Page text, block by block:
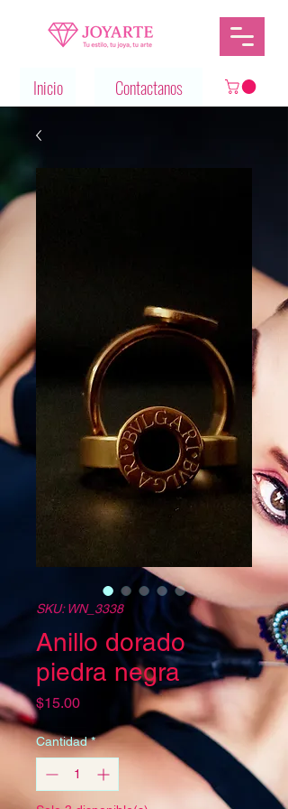
Inicio Contactanos
SKU: WN_3338
Anillo dorado
piedra negra
$15.00Precio
Cantidad *